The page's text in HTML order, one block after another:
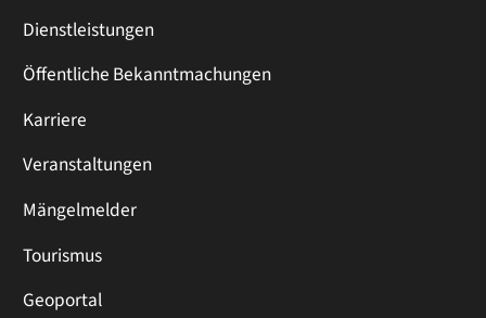
Dienstleistungen
Öffentliche Bekanntmachungen
Karriere
Veranstaltungen
Mängelmelder
Tourismus
Geoportal